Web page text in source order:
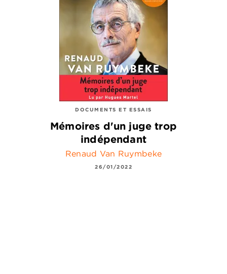
DOCUMENTS ET ESSAIS
Mémoires d'un juge trop
indépendant
Renaud Van Ruymbeke
26/01/2022